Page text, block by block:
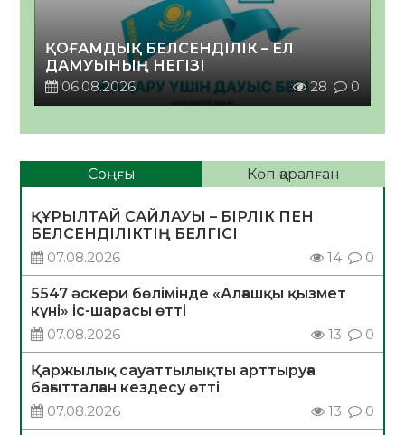
ҚОҒАМДЫҚ БЕЛСЕНДІЛІК – ЕЛ
ДАМУЫНЫҢ НЕГІЗІ
06.08.2026
28 0
Соңғы Көп қаралған
ҚҰРЫЛТАЙ САЙЛАУЫ – БІРЛІК ПЕН
БЕЛСЕНДІЛІКТІҢ БЕЛГІСІ
07.08.2026
14 0
5547 әскери бөлімінде «Алғашқы қызмет
күні» іс-шарасы өтті
07.08.2026
13 0
Қаржылық сауаттылықты арттыруға
бағытталған кездесу өтті
07.08.2026
13 0